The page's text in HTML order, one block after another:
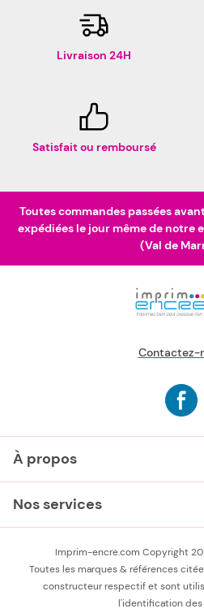
Livraison 24H
Satisfait ou remboursé
Toutes commandes passées
expédiées le jour même de notre
(Val de
Contactez-
À propos
Nos services
Imprim-encre.com Copyright
Toutes les marques & références
constructeur respectif et sont
l'identification